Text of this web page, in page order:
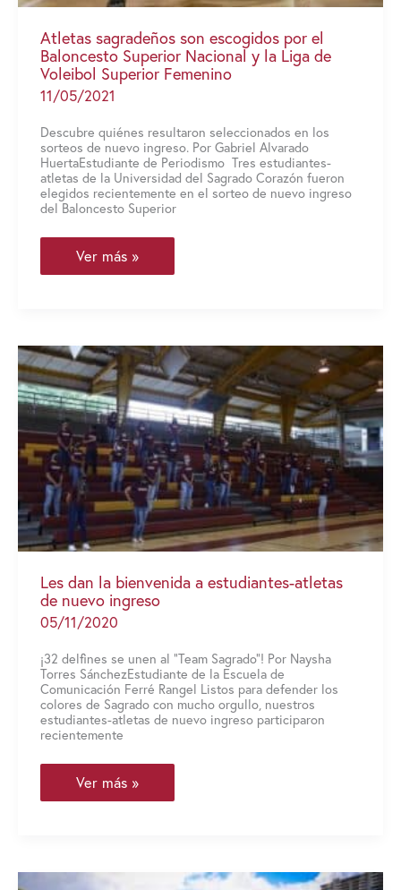
Atletas sagradeños son escogidos por el
Baloncesto Superior Nacional y la Liga de
Voleibol Superior Femenino
11/05/2021
Descubre quiénes resultaron seleccionados en los
sorteos de nuevo ingreso. Por Gabriel Alvarado
HuertaEstudiante de Periodismo Tres estudiantes-
atletas de la Universidad del Sagrado Corazón fueron
elegidos recientemente en el sorteo de nuevo ingreso
del Baloncesto Superior
Atletas
sagradeños
el
Baloncesto
Superior
Nacional
y
la
Liga
de
Voleibol
Superior
Femenino
Ver más »
Les dan la bienvenida a estudiantes-atletas
de nuevo ingreso
05/11/2020
¡32 delfines se unen al “Team Sagrado”! Por Naysha
Torres SánchezEstudiante de la Escuela de
Comunicación Ferré Rangel Listos para defender los
colores de Sagrado con mucho orgullo, nuestros
estudiantes-atletas de nuevo ingreso participaron
recientemente
Les
dan
Ver más »